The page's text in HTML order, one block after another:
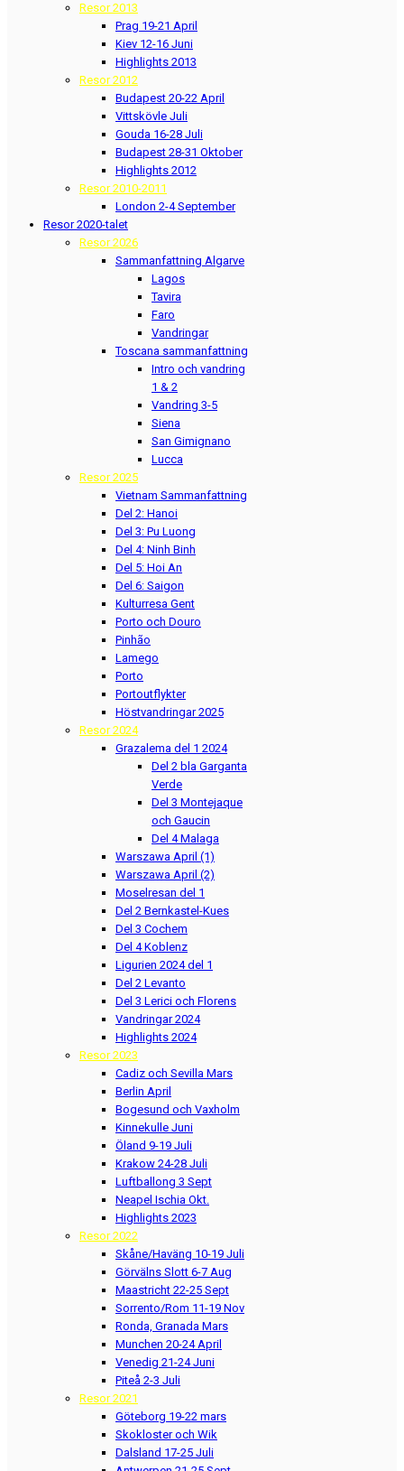
Resor 2013
Prag 19-21 April
Kiev 12-16 Juni
Highlights 2013
Resor 2012
Budapest 20-22 April
Vittskövle Juli
Gouda 16-28 Juli
Budapest 28-31 Oktober
Highlights 2012
Resor 2010-2011
London 2-4 September
Resor 2020-talet
Resor 2026
Sammanfattning Algarve
Lagos
Tavira
Faro
Vandringar
Toscana sammanfattning
Intro och vandring
1 & 2
Vandring 3-5
Siena
San Gimignano
Lucca
Resor 2025
Vietnam Sammanfattning
Del 2: Hanoi
Del 3: Pu Luong
Del 4: Ninh Binh
Del 5: Hoi An
Del 6: Saigon
Kulturresa Gent
Porto och Douro
Pinhão
Lamego
Porto
Portoutflykter
Höstvandringar 2025
Resor 2024
Grazalema del 1 2024
Del 2 bla Garganta
Verde
Del 3 Montejaque
och Gaucin
Del 4 Malaga
Warszawa April (1)
Warszawa April (2)
Moselresan del 1
Del 2 Bernkastel-Kues
Del 3 Cochem
Del 4 Koblenz
Ligurien 2024 del 1
Del 2 Levanto
Del 3 Lerici och Florens
Vandringar 2024
Highlights 2024
Resor 2023
Cadiz och Sevilla Mars
Berlin April
Bogesund och Vaxholm
Kinnekulle Juni
Öland 9-19 Juli
Krakow 24-28 Juli
Luftballong 3 Sept
Neapel Ischia Okt.
Highlights 2023
Resor 2022
Skåne/Haväng 10-19 Juli
Görvälns Slott 6-7 Aug
Maastricht 22-25 Sept
Sorrento/Rom 11-19 Nov
Ronda, Granada Mars
Munchen 20-24 April
Venedig 21-24 Juni
Piteå 2-3 Juli
Resor 2021
Göteborg 19-22 mars
Skokloster och Wik
Dalsland 17-25 Juli